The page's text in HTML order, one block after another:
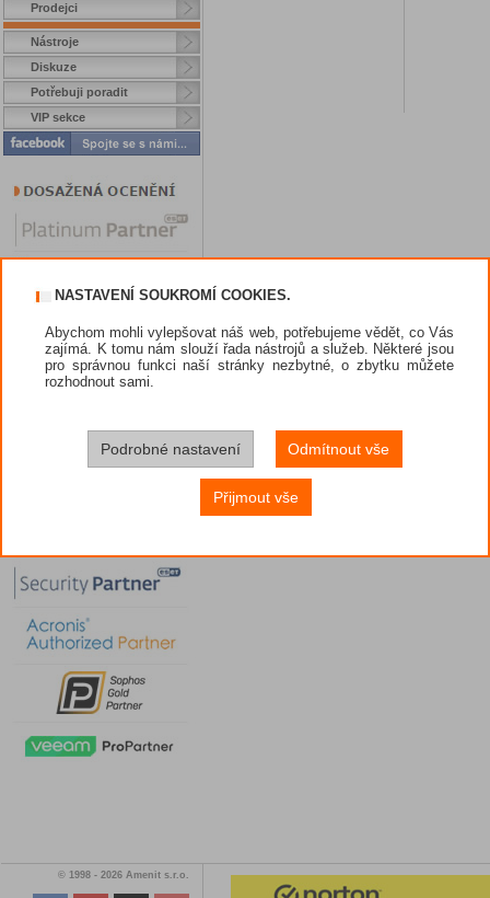
Prodejci
Nástroje
Diskuze
Potřebuji poradit
VIP sekce
© 1998 - 2026 Amenit s.r.o.
NASTAVENÍ SOUKROMÍ COOKIES.
Abychom mohli vylepšovat náš web, potřebujeme vědět, co Vás
zajímá. K tomu nám slouží řada nástrojů a služeb. Některé jsou
pro správnou funkci naší stránky nezbytné, o zbytku můžete
rozhodnout sami.
Podrobné nastavení Odmítnout vše
Přijmout vše